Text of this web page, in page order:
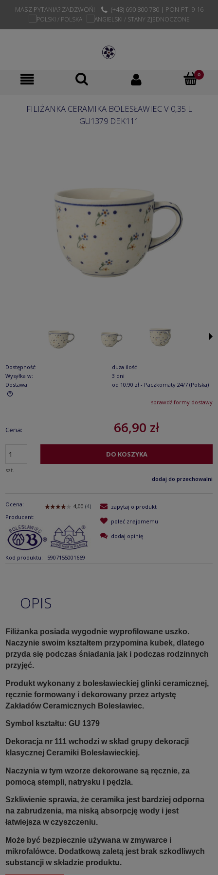
MASZ PYTANIA? ZADZWOŃ! (+48) 690 800 780 | PON-PT. 9-16
FILIŻANKA CERAMIKA BOLESŁAWIEC V 0,35 L
GU1379 DEK111
Dostępność:
duża ilość
Wysyłka w:
3 dni
Dostawa:
od 10,90 zł - Paczkomaty 24/7 (Polska)
Cena nie zawiera ewentualnych kosztów płatnościsprawdź formy dostawy
Cena: 66,90 zł
szt.
DO KOSZYKA
dodaj do przechowalni
Ocena:
Producent:
Kod produktu: 5907155001669
zapytaj o produkt
poleć znajomemu
dodaj opinię
OPIS
Filiżanka posiada wygodnie wyprofilowane uszko.
Naczynie swoim kształtem przypomina kubek, dlatego
przyda się podczas śniadania jak i podczas rodzinnych
przyjęć.
Produkt wykonany z bolesławieckiej glinki ceramicznej,
ręcznie formowany i dekorowany przez artystę
Zakładów Ceramicznych Bolesławiec.
Symbol kształtu: GU 1379
Dekoracja nr 111 wchodzi w skład grupy dekoracji
klasycznej Ceramiki Bolesławieckiej.
Naczynia w tym wzorze dekorowane są ręcznie, za
pomocą stempli, natrysku i pędzla.
Szkliwienie sprawia, że ceramika jest bardziej odporna
na zabrudzenia, ma niską absorpcję wody i jest
łatwiejsza w czyszczeniu.
Może być bezpiecznie używana w zmywarce i
mikrofalówce. Dodatkową zaletą jest brak szkodliwych
substancji w składzie produktu.